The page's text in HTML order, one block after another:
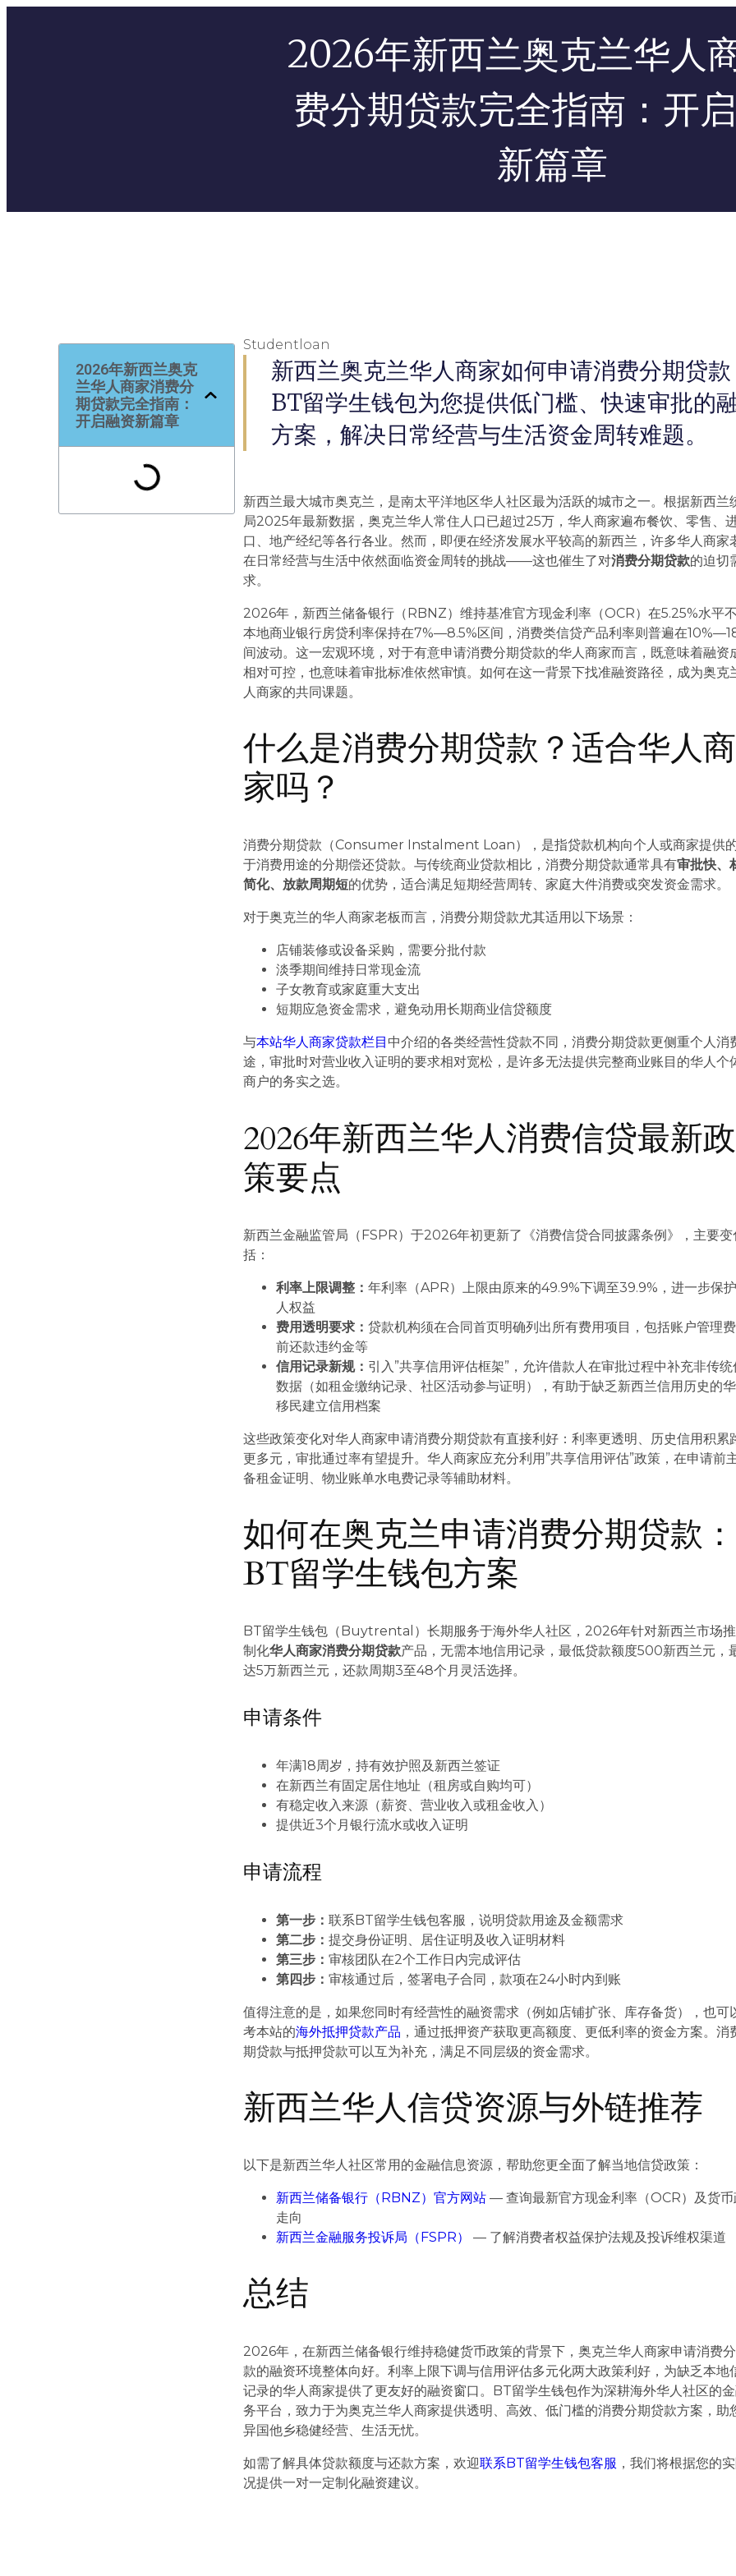
2026年新西兰奥克兰华人
费分期贷款完全指南：开
新篇章
2026年新西兰奥克
兰华人商家消费分
期贷款完全指南：
开启融资新篇章
Studentloan
新西兰奥克兰华人商家如何申请消费分期贷款
BT留学生钱包为您提供低门槛、快速审批的
方案，解决日常经营与生活资金周转难题。
新西兰最大城市奥克兰，是南太平洋地区华人社区最为活跃的城市之一。根据新西兰
局2025年最新数据，奥克兰华人常住人口已超过25万，华人商家遍布餐饮、零售、
口、地产经纪等各行各业。然而，即便在经济发展水平较高的新西兰，许多华人商家
在日常经营与生活中依然面临资金周转的挑战——这也催生了对消费分期贷款的迫切
求。
2026年，新西兰储备银行（RBNZ）维持基准官方现金利率（OCR）在5.25%水平不
本地商业银行房贷利率保持在7%—8.5%区间，消费类信贷产品利率则普遍在
间波动。这一宏观环境，对于有意申请消费分期贷款的华人商家而言，既意味着融资
相对可控，也意味着审批标准依然审慎。如何在这一背景下找准融资路径，成为奥克
人商家的共同课题。
什么是消费分期贷款？适合华人商
家吗？
消费分期贷款（Consumer Instalment Loan），是指贷款机构向个人或商家提供
于消费用途的分期偿还贷款。与传统商业贷款相比，消费分期贷款通常具有审批快、
简化、放款周期短的优势，适合满足短期经营周转、家庭大件消费或突发资金需求。
对于奥克兰的华人商家老板而言，消费分期贷款尤其适用以下场景：
店铺装修或设备采购，需要分批付款
淡季期间维持日常现金流
子女教育或家庭重大支出
短期应急资金需求，避免动用长期商业信贷额度
与本站华人商家贷款栏目 中介绍的各类经营性贷款不同，消费分期贷款更侧重个人消
途，审批时对营业收入证明的要求相对宽松，是许多无法提供完整商业账目的华人个
商户的务实之选。
2026年新西兰华人消费信贷最新政
策要点
新西兰金融监管局（FSPR）于2026年初更新了《消费信贷合同披露条例》，主要变
括：
利率上限调整：年利率（APR）上限由原来的49.9%下调至39.9%，进一步保
人权益
费用透明要求：贷款机构须在合同首页明确列出所有费用项目，包括账户管理
前还款违约金等
信用记录新规： 引入”共享信用评估框架”，允许借款人在审批过程中补充非传统
数据（如租金缴纳记录、社区活动参与证明），有助于缺乏新西兰信用历史的
移民建立信用档案
这些政策变化对华人商家申请消费分期贷款有直接利好：利率更透明、历史信用积累
更多元，审批通过率有望提升。华人商家应充分利用”共享信用评估”政策，在申请前
备租金证明、物业账单水电费记录等辅助材料。
如何在奥克兰申请消费分期贷款：
BT留学生钱包方案
BT留学生钱包（Buytrental）长期服务于海外华人社区，2026年针对新西兰市场
制化华人商家消费分期贷款产品，无需本地信用记录，最低贷款额度500新西兰元，
达5万新西兰元，还款周期3至48个月灵活选择。
申请条件
年满18周岁，持有效护照及新西兰签证
在新西兰有固定居住地址（租房或自购均可）
有稳定收入来源（薪资、营业收入或租金收入）
提供近3个月银行流水或收入证明
申请流程
第一步：联系BT留学生钱包客服，说明贷款用途及金额需求
第二步：提交身份证明、居住证明及收入证明材料
第三步：审核团队在2个工作日内完成评估
第四步：审核通过后，签署电子合同，款项在24小时内到账
值得注意的是，如果您同时有经营性的融资需求（例如店铺扩张、库存备货），也可
考本站的海外抵押贷款产品 ，通过抵押资产获取更高额度、更低利率的资金方案。消
期贷款与抵押贷款可以互为补充，满足不同层级的资金需求。
新西兰华人信贷资源与外链推荐
以下是新西兰华人社区常用的金融信息资源，帮助您更全面了解当地信贷政策：
新西兰储备银行（RBNZ）官方网站 — 查询最新官方现金利率（OCR）及货币
走向
新西兰金融服务投诉局（FSPR）
— 了解消费者权益保护法规及投诉维权渠道
总结
2026年，在新西兰储备银行维持稳健货币政策的背景下，奥克兰华人商家申请消费
款的融资环境整体向好。利率上限下调与信用评估多元化两大政策利好，为缺乏本地
记录的华人商家提供了更友好的融资窗口。BT留学生钱包作为深耕海外华人社区的
务平台，致力于为奥克兰华人商家提供透明、高效、低门槛的消费分期贷款方案，助
异国他乡稳健经营、生活无忧。
如需了解具体贷款额度与还款方案，欢迎联系BT留学生钱包客服 ，我们将根据您的
况提供一对一定制化融资建议。